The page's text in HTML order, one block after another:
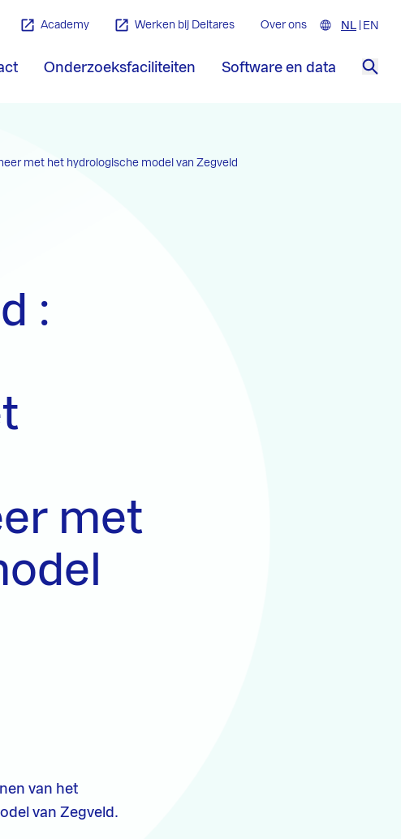
Onderzoeksfaciliteiten
Software en data
Academy Werken bij Deltares Over ons NL EN
met het hydrologische model van Zegveld
:
met
van het
van Zegveld.